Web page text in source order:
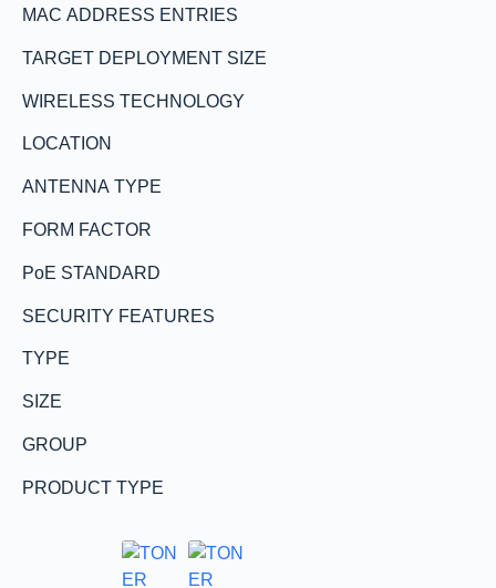
MAC ADDRESS ENTRIES
TARGET DEPLOYMENT SIZE
WIRELESS TECHNOLOGY
LOCATION
ANTENNA TYPE
FORM FACTOR
PoE STANDARD
SECURITY FEATURES
TYPE
SIZE
GROUP
PRODUCT TYPE